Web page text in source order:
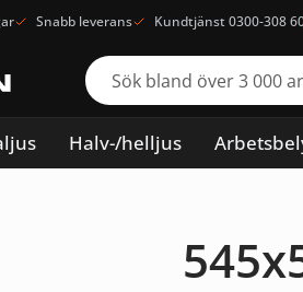
Snabb leverans Kundtjänst 0300-308
Halv-/helljus